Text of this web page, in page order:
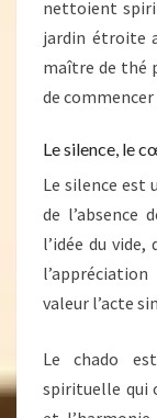
nettoient
jardin étroite
maître de thé
de
Le silence, le
Le silence est
de l’absence
l’idée du
valeur l’acte
Le chado
spirituelle qui